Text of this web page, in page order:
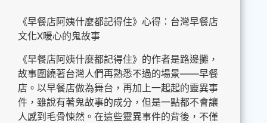
《早餐店阿姨什麼都記得住》心得：台灣早餐店
文化X暖心的鬼故事
《早餐店阿姨什麼都記得住》的作者是路邊攤，
故事圍繞著台灣人們再熟悉不過的場景——早餐
店。以早餐店做為舞台，再加上一起起的靈異事
件，雖說有著鬼故事的成分，但是一點都不會讓
人感到毛骨悚然。在這些靈異事件的背後，不僅